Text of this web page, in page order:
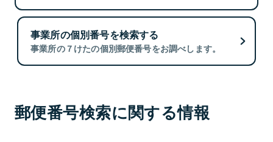
事業所の個別番号を検索する
事業所の７けたの個別郵便番号をお調べします。
郵便番号検索に関する情報